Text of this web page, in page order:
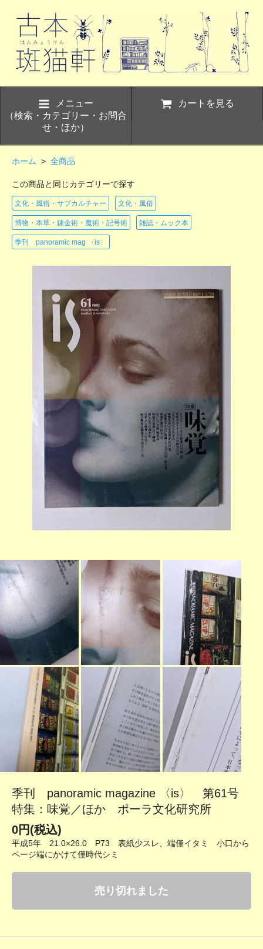
メニュー
（検索・カテゴリー・お問合
せ・ほか）
カートを見る
ホーム > 全商品
この商品と同じカテゴリーで探す
文化・風俗・サブカルチャー 文化・風俗
博物・本草・錬金術・魔術・記号術 雑誌・ムック本
季刊 panoramic mag 〈is〉
季刊 panoramic magazine 〈is〉 第61号
特集：味覚／ほか ポーラ文化研究所
0円(税込)
平成5年 21.0×26.0 P73 表紙少スレ、端僅イタミ 小口から
ページ端にかけて僅時代シミ
売り切れました